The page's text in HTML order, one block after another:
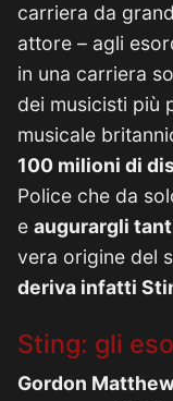
carriera da
attore – agli
in una carriera
dei musicisti più
musicale
100 milioni di
Police che da
e augurargli
vera origine del
deriva infatti
Sting: gli
Gordon